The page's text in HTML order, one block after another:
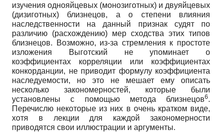
изучения однояйцевых (монозиготных) и двуяйцевых
(дизиготных) близнецов, а о степени влияния
наследственности на данный признак судят по
различию (расхождению) мер сходства этих типов
близнецов. Возможно, из-за стремления к простоте
изложения Выготский не упоминает о
коэффициентах корреляции или коэффициентах
конкорданции, не приводит формулу коэффициента
наследуемости, но это не мешает ему описать
несколько закономерностей, которые были
установлены с помощью метода близнецов6.
Перечислю некоторые из них в очень кратком виде,
хотя в лекции для каждой закономерности
приводятся свои иллюстрации и аргументы.